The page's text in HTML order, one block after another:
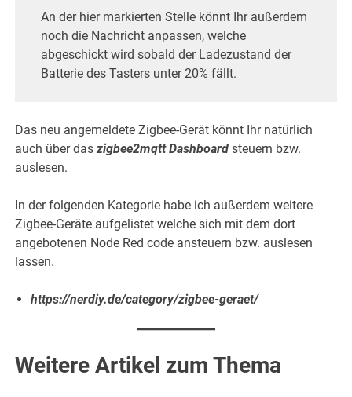
An der hier markierten Stelle könnt Ihr außerdem
noch die Nachricht anpassen, welche
abgeschickt wird sobald der Ladezustand der
Batterie des Tasters unter 20% fällt.
Das neu angemeldete Zigbee-Gerät könnt Ihr natürlich
auch über daszigbee2mqtt Dashboard steuern bzw.
auslesen.
In der folgenden Kategorie habe ich außerdem weitere
Zigbee-Geräte aufgelistet welche sich mit dem dort
angebotenen Node Red code ansteuern bzw. auslesen
lassen.
https://nerdiy.de/category/zigbee-geraet/
Weitere Artikel zum Thema